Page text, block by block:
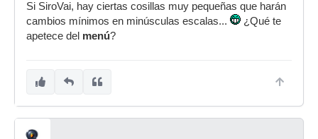
Si SiroVai, hay ciertas cosillas muy pequeñas que harán
cambios mínimos en minúsculas escalas...
¿Qué te
apetece del menú?